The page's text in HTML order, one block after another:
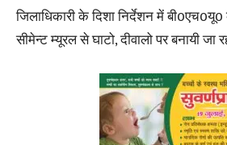
जिलाधिकारी के दिशा निर्देशन में बी0एच0यू0
सीमेन्ट म्यूरल से घाटो, दीवालो पर बनायी जा